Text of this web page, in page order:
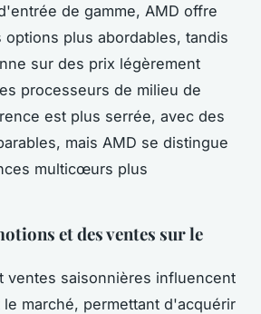
de gamme, AMD offre
options plus abordables, tandis
sur des prix légèrement
processeurs de milieu de
est plus serrée, avec des
mais AMD se distingue
multicœurs plus
et des ventes sur le
ventes saisonnières influencent
marché, permettant d'acquérir